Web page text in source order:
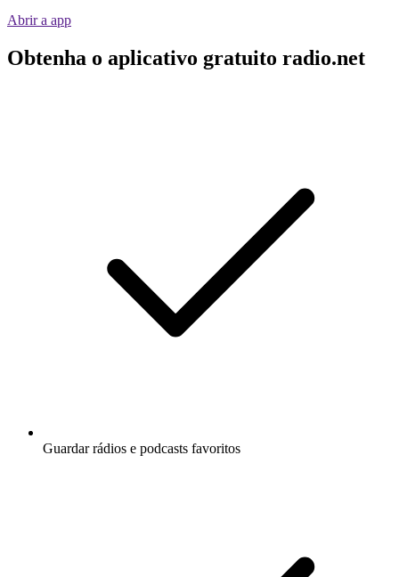
Abrir a app
Obtenha o aplicativo gratuito radio.net
Guardar rádios e podcasts favoritos